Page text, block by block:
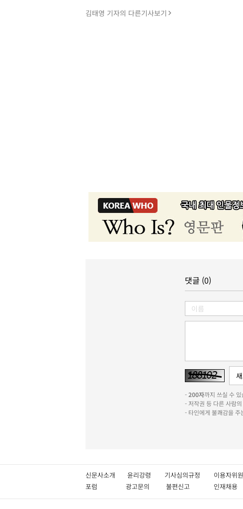
김태영 기자의 다른기사보기
댓글 (0)
-200자까지 쓰실 수
- 저작권 등 다른 사람
- 타인에게 불쾌감을 주
신문사소개 윤리강령 기사심의규정 이용자
포럼
광고문의 불편신고 인재채